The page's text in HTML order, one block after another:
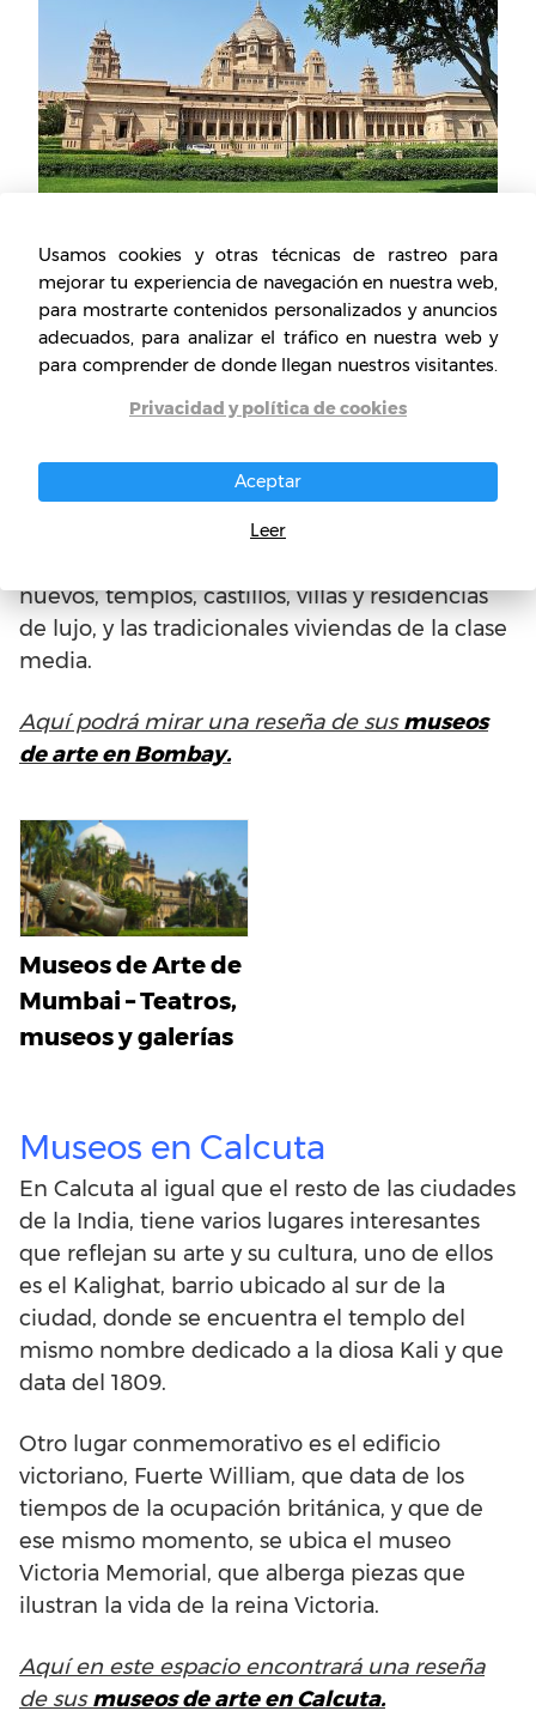
Museos en Bombay
Uno de los aspectos que impacta de está
ciudad es su arquitectura, con un estilo
diferente y particularidades únicas. Por ello, la
ciudad de Mumbai sigue siendo sus castillos y
templos. Los turistas descubrirán una ciudad
de enorme diversidad en los espacios
nuevos, templos, castillos, villas y residencias
de lujo, y las tradicionales viviendas de la clase
media.
Aquí podrá mirar una reseña de susmuseos
de arte en Bombay.
Museos de Arte de
Mumbai – Teatros,
museos y galerías
Museos en Calcuta
En Calcuta al igual que el resto de las ciudades
de la India, tiene varios lugares interesantes
que reflejan su arte y su cultura, uno de ellos
es el Kalighat, barrio ubicado al sur de la
ciudad, donde se encuentra el templo del
mismo nombre dedicado a la diosa Kali y que
data del 1809.
Otro lugar conmemorativo es el edificio
victoriano, Fuerte William, que data de los
tiempos de la ocupación británica, y que de
ese mismo momento, se ubica el museo
Victoria Memorial, que alberga piezas que
ilustran la vida de la reina Victoria.
Aquí en este espacio encontrará una reseña
de susmuseos de arte en Calcuta.
Usamos cookies y otras técnicas de rastreo para
mejorar tu experiencia de navegación en nuestra web,
para mostrarte contenidos personalizados y anuncios
adecuados, para analizar el tráfico en nuestra web y
para comprender de donde llegan nuestros visitantes.
Privacidad y política de cookies
Aceptar
Leer